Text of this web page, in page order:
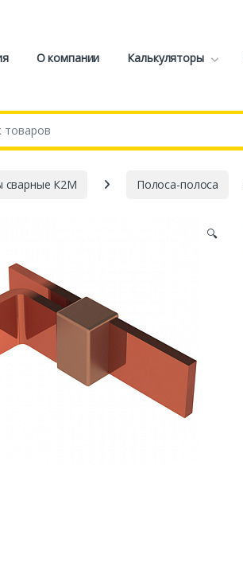
О компании Калькуляторы
сварные К2М Полоса-полоса
🔍